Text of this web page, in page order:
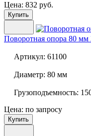
Цена: 832 руб.
Купить
Поворотная опора 80 мм
Артикул: 61100
Диаметр: 80 мм
Грузоподъемность:
Цена: по запросу
Купить